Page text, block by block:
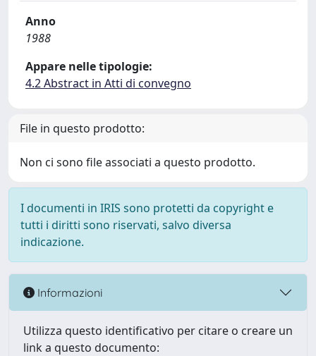
Anno
1988
Appare nelle tipologie:
4.2 Abstract in Atti di convegno
File in questo prodotto:
Non ci sono file associati a questo prodotto.
I documenti in IRIS sono protetti da copyright e
tutti i diritti sono riservati, salvo diversa
indicazione.
Informazioni
Utilizza questo identificativo per citare o creare un
link a questo documento: